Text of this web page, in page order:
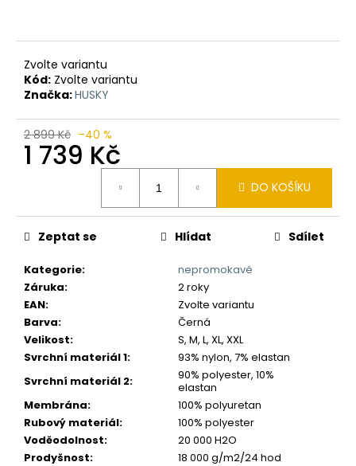
Zvolte variantu
Kód: Zvolte variantu
Značka:HUSKY
2 899 Kč –40 %
1 739 Kč
DO KOŠÍKU
Kategorie:
nepromokavé
Záruka:
2 roky
EAN:
Zvolte variantu
Barva:
Černá
Velikost:
S, M, L, XL, XXL
Svrchní materiál 1:
93% nylon, 7% elastan
Svrchní materiál 2:
90% polyester, 10%
elastan
Membrána:
100% polyuretan
Rubový materiál:
100% polyester
Voděodolnost:
20 000 H2O
Prodyšnost:
18 000 g/m2/24 hod
Zeptat se Hlídat Sdílet
r
u
č
u
j
e
m